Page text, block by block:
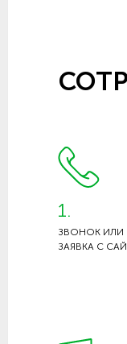
1.
ЗВОНОК ИЛИ
ЗАЯВКА С